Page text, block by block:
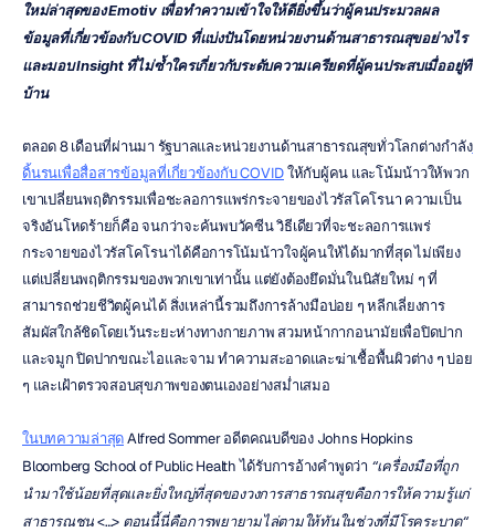
ใหม่ล่าสุดของ Emotiv เพื่อทำความเข้าใจให้ดียิ่งขึ้นว่าผู้คนประมวลผล
ข้อมูลที่เกี่ยวข้องกับ COVID ที่แบ่งปันโดยหน่วยงานด้านสาธารณสุขอย่างไร
และมอบ Insight ที่ไม่ซ้ำใครเกี่ยวกับระดับความเครียดที่ผู้คนประสบเมื่ออยู่ที่
บ้าน
ตลอด 8 เดือนที่ผ่านมา รัฐบาลและหน่วยงานด้านสาธารณสุขทั่วโลกต่างกำลัง
ดิ้นรนเพื่อสื่อสารข้อมูลที่เกี่ยวข้องกับ COVID ให้กับผู้คน และโน้มน้าวให้พวก
เขาเปลี่ยนพฤติกรรมเพื่อชะลอการแพร่กระจายของไวรัสโคโรนา ความเป็น
จริงอันโหดร้ายก็คือ จนกว่าจะค้นพบวัคซีน วิธีเดียวที่จะชะลอการแพร่
กระจายของไวรัสโคโรนาได้คือการโน้มน้าวใจผู้คนให้ได้มากที่สุด ไม่เพียง
แต่เปลี่ยนพฤติกรรมของพวกเขาเท่านั้น แต่ยังต้องยึดมั่นในนิสัยใหม่ ๆ ที่
สามารถช่วยชีวิตผู้คนได้ สิ่งเหล่านี้รวมถึงการล้างมือบ่อย ๆ หลีกเลี่ยงการ
สัมผัสใกล้ชิดโดยเว้นระยะห่างทางกายภาพ สวมหน้ากากอนามัยเพื่อปิดปาก
และจมูก ปิดปากขณะไอและจาม ทำความสะอาดและฆ่าเชื้อพื้นผิวต่าง ๆ บ่อย
ๆ และเฝ้าตรวจสอบสุขภาพของตนเองอย่างสม่ำเสมอ
ในบทความล่าสุด Alfred Sommer อดีตคณบดีของ Johns Hopkins
Bloomberg School of Public Health ได้รับการอ้างคำพูดว่า “เครื่องมือที่ถูก
นำมาใช้น้อยที่สุดและยิ่งใหญ่ที่สุดของวงการสาธารณสุขคือการให้ความรู้แก่
สาธารณชน <…> ตอนนี้นี่คือการพยายามไล่ตามให้ทันในช่วงที่มีโรคระบาด“